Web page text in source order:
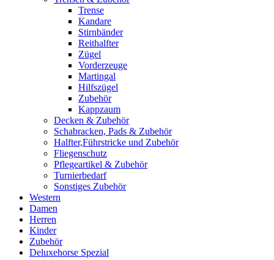
Trense
Kandare
Stirnbänder
Reithalfter
Zügel
Vorderzeuge
Martingal
Hilfszügel
Zubehör
Kappzaum
Decken & Zubehör
Schabracken, Pads & Zubehör
Halfter,Führstricke und Zubehör
Fliegenschutz
Pflegeartikel & Zubehör
Turnierbedarf
Sonstiges Zubehör
Western
Damen
Herren
Kinder
Zubehör
Deluxehorse Spezial